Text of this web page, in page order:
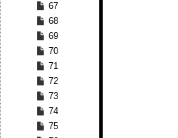
67
68
69
70
71
72
73
74
75